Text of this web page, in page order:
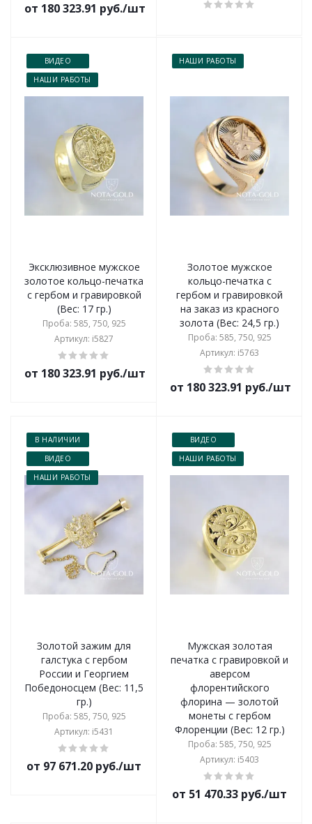
от 180 323.91 руб./шт
ВИДЕО
НАШИ РАБОТЫ
Эксклюзивное мужское
золотое кольцо-печатка
с гербом и гравировкой
(Вес: 17 гр.)
Проба: 585, 750, 925
Артикул: i5827
от 180 323.91 руб./шт
НАШИ РАБОТЫ
Золотое мужское
кольцо-печатка с
гербом и гравировкой
на заказ из красного
золота (Вес: 24,5 гр.)
Проба: 585, 750, 925
Артикул: i5763
от 180 323.91 руб./шт
В НАЛИЧИИ
ВИДЕО
НАШИ РАБОТЫ
Золотой зажим для
галстука с гербом
России и Георгием
Победоносцем (Вес: 11,5
гр.)
Проба: 585, 750, 925
Артикул: i5431
от 97 671.20 руб./шт
ВИДЕО
НАШИ РАБОТЫ
Мужская золотая
печатка с гравировкой и
аверсом
флорентийского
флорина — золотой
монеты с гербом
Флоренции (Вес: 12 гр.)
Проба: 585, 750, 925
Артикул: i5403
от 51 470.33 руб./шт